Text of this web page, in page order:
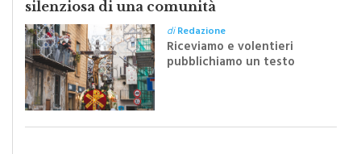
diRedazione
Riceviamo e volentieri
pubblichiamo un testo
inviato dalla scrittrice
monrealese Mariella